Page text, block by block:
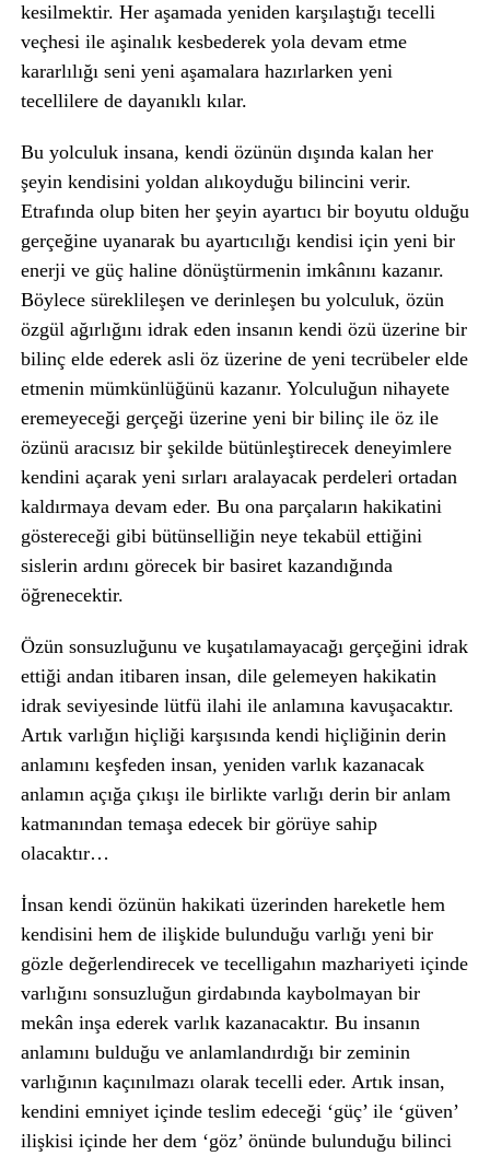
kesilmektir. Her aşamada yeniden karşılaştığı tecelli
veçhesi ile aşinalık kesbederek yola devam etme
kararlılığı seni yeni aşamalara hazırlarken yeni
tecellilere de dayanıklı kılar.
Bu yolculuk insana, kendi özünün dışında kalan her
şeyin kendisini yoldan alıkoyduğu bilincini verir.
Etrafında olup biten her şeyin ayartıcı bir boyutu olduğu
gerçeğine uyanarak bu ayartıcılığı kendisi için yeni bir
enerji ve güç haline dönüştürmenin imkânını kazanır.
Böylece süreklileşen ve derinleşen bu yolculuk, özün
özgül ağırlığını idrak eden insanın kendi özü üzerine bir
bilinç elde ederek asli öz üzerine de yeni tecrübeler elde
etmenin mümkünlüğünü kazanır. Yolculuğun nihayete
eremeyeceği gerçeği üzerine yeni bir bilinç ile öz ile
özünü aracısız bir şekilde bütünleştirecek deneyimlere
kendini açarak yeni sırları aralayacak perdeleri ortadan
kaldırmaya devam eder. Bu ona parçaların hakikatini
göstereceği gibi bütünselliğin neye tekabül ettiğini
sislerin ardını görecek bir basiret kazandığında
öğrenecektir.
Özün sonsuzluğunu ve kuşatılamayacağı gerçeğini idrak
ettiği andan itibaren insan, dile gelemeyen hakikatin
idrak seviyesinde lütfü ilahi ile anlamına kavuşacaktır.
Artık varlığın hiçliği karşısında kendi hiçliğinin derin
anlamını keşfeden insan, yeniden varlık kazanacak
anlamın açığa çıkışı ile birlikte varlığı derin bir anlam
katmanından temaşa edecek bir görüye sahip
olacaktır…
İnsan kendi özünün hakikati üzerinden hareketle hem
kendisini hem de ilişkide bulunduğu varlığı yeni bir
gözle değerlendirecek ve tecelligahın mazhariyeti içinde
varlığını sonsuzluğun girdabında kaybolmayan bir
mekân inşa ederek varlık kazanacaktır. Bu insanın
anlamını bulduğu ve anlamlandırdığı bir zeminin
varlığının kaçınılmazı olarak tecelli eder. Artık insan,
kendini emniyet içinde teslim edeceği ‘güç’ ile ‘güven’
ilişkisi içinde her dem ‘göz’ önünde bulunduğu bilinci